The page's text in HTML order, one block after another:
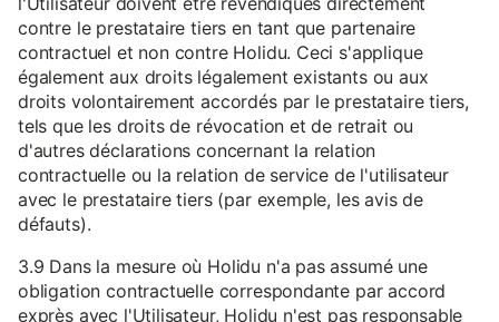
contre le prestataire tiers en tant que partenaire
contractuel et non contre Holidu. Ceci s'applique
également aux droits légalement existants ou aux
droits volontairement accordés par le prestataire tiers,
tels que les droits de révocation et de retrait ou
d'autres déclarations concernant la relation
contractuelle ou la relation de service de l'utilisateur
avec le prestataire tiers (par exemple, les avis de
défauts).
3.9 Dans la mesure où Holidu n'a pas assumé une
obligation contractuelle correspondante par accord
exprès avec l'Utilisateur, Holidu n'est pas responsable